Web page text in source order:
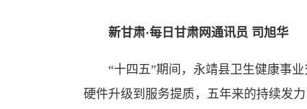
新甘肃·每日甘肃网通讯员 司旭华
“十四五”期间，永靖县卫生健康事业
硬件升级到服务提质，五年来的持续发